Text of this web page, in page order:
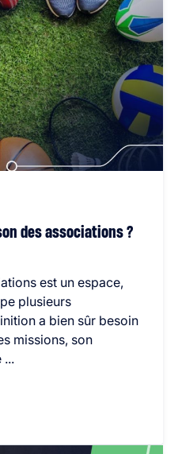
des associations ?
est un espace,
plusieurs
a bien sûr besoin
missions, son
...